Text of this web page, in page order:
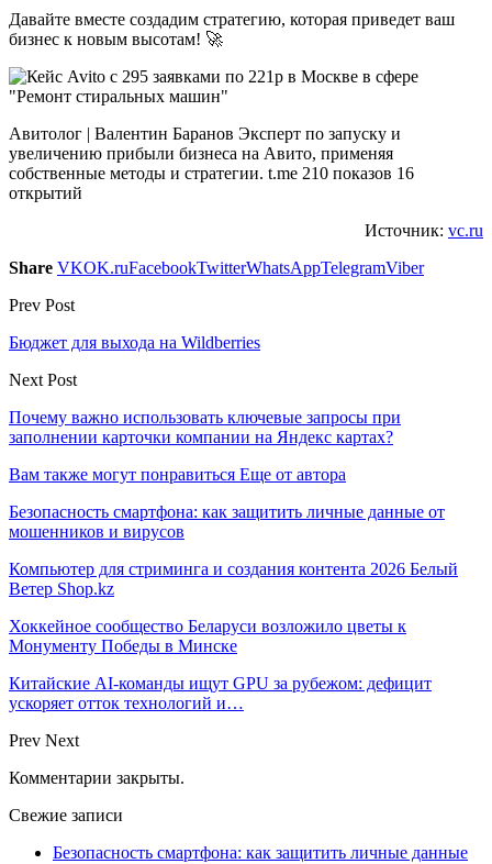
Давайте вместе создадим стратегию, которая приведет ваш
бизнес к новым высотам! 🚀
Авитолог | Валентин Баранов Эксперт по запуску и
увеличению прибыли бизнеса на Авито, применяя
собственные методы и стратегии. t.me 210 показов 16
открытий
Источник: vc.ru
Share VKOK.ruFacebookTwitterWhatsAppTelegramViber
Prev Post
Бюджет для выхода на Wildberries
Next Post
Почему важно использовать ключевые запросы при
заполнении карточки компании на Яндекс картах?
Вам также могут понравиться Еще от автора
Безопасность смартфона: как защитить личные данные от
мошенников и вирусов
Компьютер для стриминга и создания контента 2026 Белый
Ветер Shop.kz
Хоккейное сообщество Беларуси возложило цветы к
Монументу Победы в Минске
Китайские AI-команды ищут GPU за рубежом: дефицит
ускоряет отток технологий и…
Prev Next
Комментарии закрыты.
Свежие записи
Безопасность смартфона: как защитить личные данные